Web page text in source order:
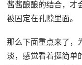
酱酱酿酿的结合，才
被固定在孔隙里面。
那么下面重点来了，
淡，感觉看着挺简单